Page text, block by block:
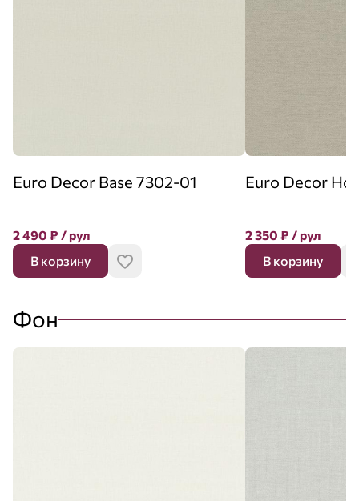
Euro Decor Base 7302-01
2 490 ₽ / рул
В корзину
Euro Decor
2 350 ₽ / рул
В корзину
Фон